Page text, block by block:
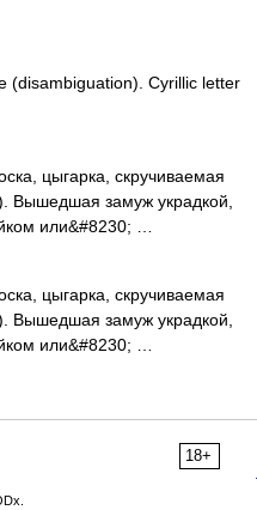
(disambiguation). Cyrillic letter
цыгарка, скручиваемая
Вышедшая замуж украдкой,
или&#8230; …
цыгарка, скручиваемая
Вышедшая замуж украдкой,
или&#8230; …
18+